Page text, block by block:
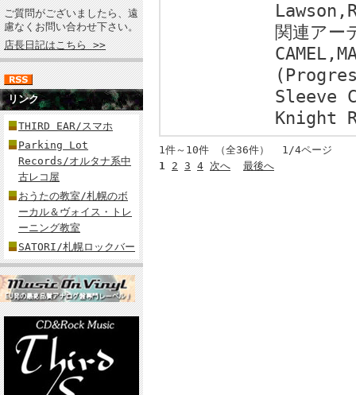
ご質問がございましたら、遠
慮なくお問い合わせ下さい。
店長日記はこちら >>
リンク
THIRD EAR/スマホ
Parking Lot
Records/オルタナ系中
古レコ屋
おうたの教室/札幌のボ
ーカル＆ヴォイス・トレ
ーニング教室
SATORI/札幌ロックバー
関連アー
Sleeve
Knight
1件～10件 （全36件） 1/4ページ
1 2 3 4 次へ 最後へ